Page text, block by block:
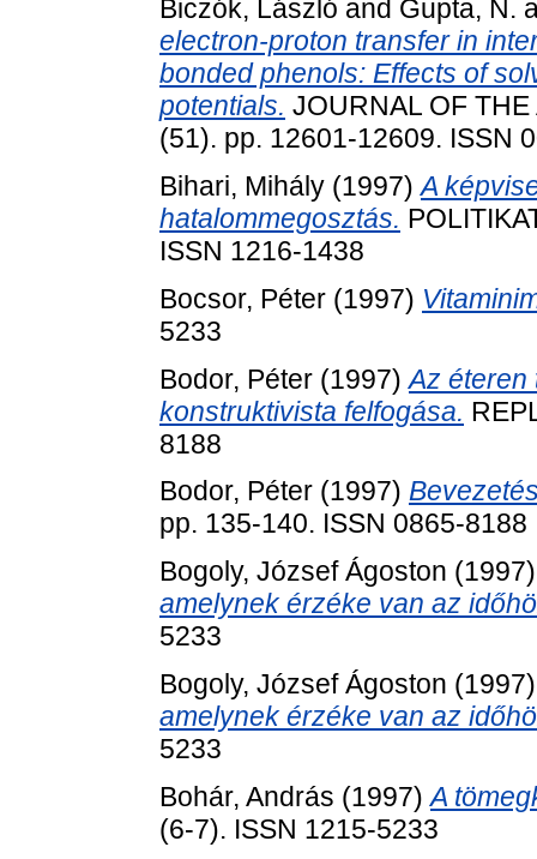
Biczók, László and Gupta, N.
electron-proton transfer in
bonded phenols: Effects of
potentials. JOURNAL OF
(51). pp. 12601-12609. ISSN
Bihari, Mihály (1997)A
hatalommegosztás.
ISSN 1216-1438
Bocsor, Péter (1997)
5233
Bodor, Péter (1997)Az éteren
konstruktivista felfogása.
8188
Bodor, Péter (1997)
pp. 135-140. ISSN 0865-8188
Bogoly, József Ágoston
amelynek érzéke van az
5233
Bogoly, József Ágoston
amelynek érzéke van az
5233
Bohár, András (1997)A
(6-7). ISSN 1215-5233